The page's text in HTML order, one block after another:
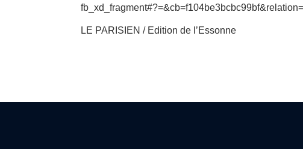
LE PARISIEN / Edition de l’Essonne